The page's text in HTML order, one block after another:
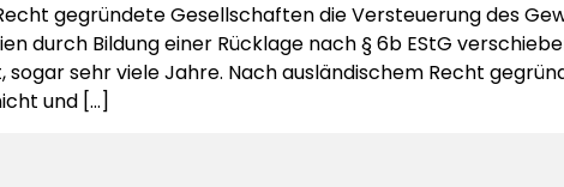
gegründete Gesellschaften die Versteuerung des
durch Bildung einer Rücklage nach § 6b EStG
sehr viele Jahre. Nach ausländischem Recht
und […]